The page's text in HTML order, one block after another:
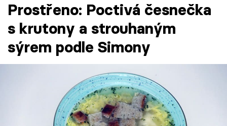
Témata
Prostřeno: Poctivá česnečka
s krutony a strouhaným
sýrem podle Simony